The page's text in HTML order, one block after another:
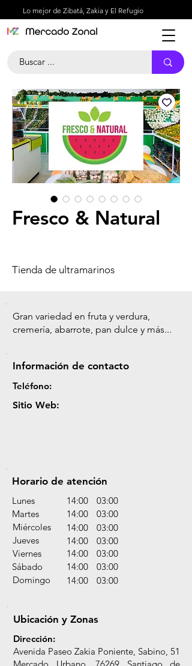
Lo mejor de Zibatá, Zakia y El Refugio
Fresco & Natural
Tienda de ultramarinos
Gran variedad en fruta y verdura,
cremería, abarrote, pan dulce y más...
Información de contacto
Teléfono:
Sitio Web:
Horario de atención
Lunes
Martes
Miércoles
Jueves
Viernes
Sábado
Domingo
14:00
14:00
14:00
14:00
14:00
14:00
14:00
03:00
03:00
03:00
03:00
03:00
03:00
03:00
Ubicación y Zonas
Dirección:
Avenida Paseo Zakia Poniente, Sabino, 51